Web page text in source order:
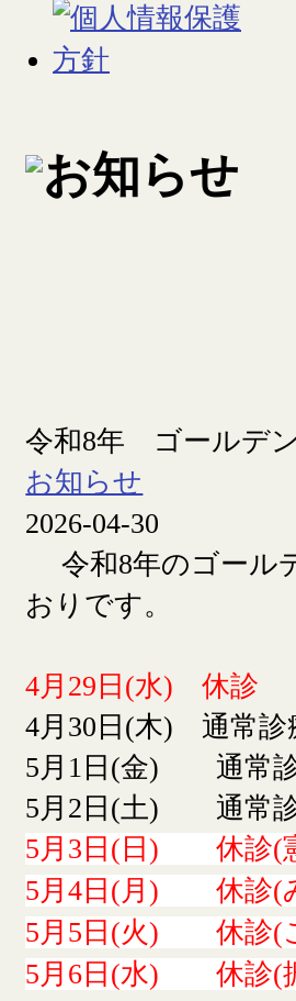
令和8年 ゴールデ
お知らせ
2026-04-30
令和8年のゴール
おりです。
4月29日(水) 休診
4月30日(木) 通常診
5月1日(金) 通常
5月2日(土) 通常診
5月3日(日) 休診(
5月4日(月) 休診(
5月5日(火) 休診(
5月6日(水) 休診(